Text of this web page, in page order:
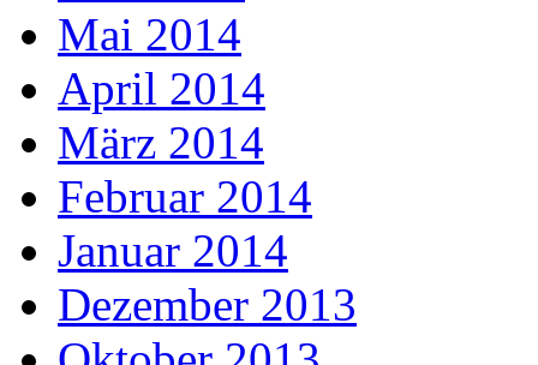
Mai 2014
April 2014
März 2014
Februar 2014
Januar 2014
Dezember 2013